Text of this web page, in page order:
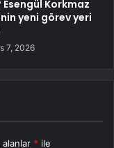
Korkmaz
yeni görev yeri
7, 2026
* ile